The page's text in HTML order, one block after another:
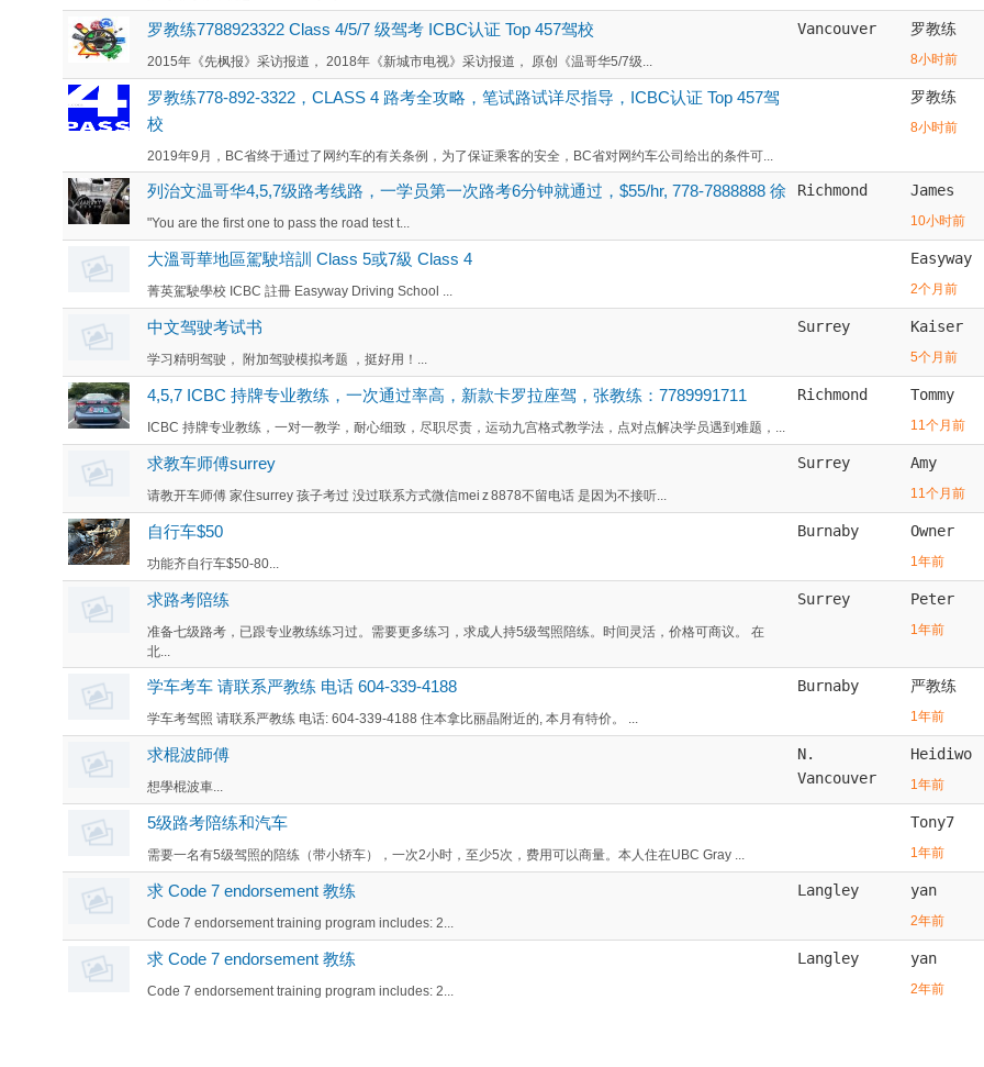
罗教练7788923322 Class 4/5/7 级驾考 ICBC认证 Top 457驾校
2015年《先枫报》采访报道， 2018年《新城市电视》采访报道， 原创《温哥华5/7级...
Vancouver 罗教练
8小时前
罗教练778-892-3322，CLASS 4 路考全攻略，笔试路试详尽指导，ICBC认证 Top 457驾
校
2019年9月，BC省终于通过了网约车的有关条例，为了保证乘客的安全，BC省对网约车公司给出的条件可...
罗教练
8小时前
列治文温哥华4,5,7级路考线路，一学员第一次路考6分钟就通过，$55/hr, 778-7888888 徐
"You are the first one to pass the road test t...
Richmond James
10小时前
大溫哥華地區駕駛培訓 Class 5或7級 Class 4
菁英駕駛學校 ICBC 註冊 Easyway Driving School ...
Easyway
2个月前
中文驾驶考试书
学习精明驾驶， 附加驾驶模拟考题 ，挺好用！...
Surrey Kaiser
5个月前
4,5,7 ICBC 持牌专业教练，一次通过率高，新款卡罗拉座驾，张教练：7789991711
ICBC 持牌专业教练，一对一教学，耐心细致，尽职尽责，运动九宫格式教学法，点对点解决学员遇到难题，...
Richmond Tommy
11个月前
求教车师傅surrey
请教开车师傅 家住surrey 孩子考过 没过联系方式微信mei z 8878不留电话 是因为不接听...
Surrey Amy
11个月前
自行车$50
功能齐自行车$50-80...
Burnaby Owner
1年前
求路考陪练
准备七级路考，已跟专业教练练习过。需要更多练习，求成人持5级驾照陪练。时间灵活，价格可商议。 在
北...
Surrey Peter
1年前
学车考车 请联系严教练 电话 604-339-4188
学车考驾照 请联系严教练 电话: 604-339-4188 住本拿比丽晶附近的, 本月有特价。 ...
Burnaby 严教练
1年前
求棍波師傅
想學棍波車...
N.
Vancouver
Heidiwo
1年前
5级路考陪练和汽车
需要一名有5级驾照的陪练（带小轿车），一次2小时，至少5次，费用可以商量。本人住在UBC Gray ...
Tony7
1年前
求 Code 7 endorsement 教练
Code 7 endorsement training program includes: 2...
Langley yan
2年前
求 Code 7 endorsement 教练
Code 7 endorsement training program includes: 2...
Langley yan
2年前